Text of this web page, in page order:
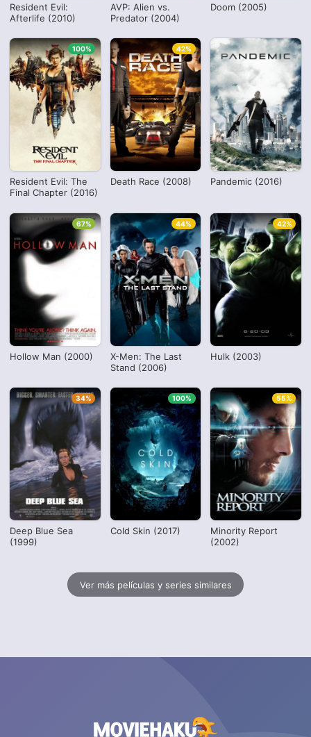
Resident Evil:
Afterlife (2010)
AVP: Alien vs.
Predator (2004)
Doom (2005)
Resident Evil: The
Final Chapter (2016)
100%
Death Race (2008)
42%
Pandemic (2016)
Hollow Man (2000)
67%
X-Men: The Last
Stand (2006)
44%
Hulk (2003)
42%
Deep Blue Sea
(1999)
34%
Cold Skin (2017)
100%
Minority Report
(2002)
55%
Ver más películas y series similares